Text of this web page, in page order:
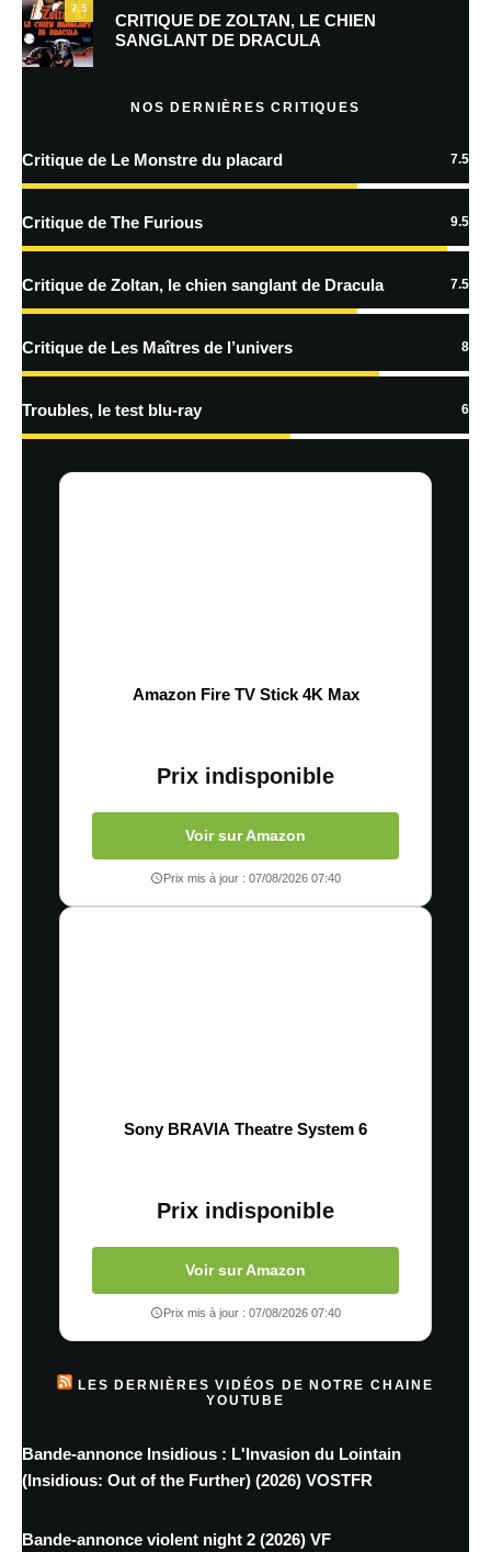
Prévenez-moi de tous les nouveaux commentaires par e-mail.
Prévenez-moi de tous les nouveaux articles par e-mail.
En savoir
traitées
7.5
CRITIQUE DE ZOLTAN, LE CHIEN
SANGLANT DE DRACULA
NOS DERNIÈRES CRITIQUES
Critique de Le Monstre du placard 7.5
Critique de The Furious 9.5
Critique de Zoltan, le chien sanglant de Dracula 7.5
Critique de Les Maîtres de l’univers 8
Troubles, le test blu-ray 6
Amazon Fire TV Stick 4K Max
Prix indisponible
Voir sur Amazon
Prix mis à jour : 07/08/2026 07:40
Sony BRAVIA Theatre System 6
Prix indisponible
Voir sur Amazon
Prix mis à jour : 07/08/2026 07:40
LES DERNIÈRES VIDÉOS DE NOTRE CHAINE
YOUTUBE
Bande-annonce Insidious : L'Invasion du Lointain
(Insidious: Out of the Further) (2026) VOSTFR
Bande-annonce violent night 2 (2026) VF